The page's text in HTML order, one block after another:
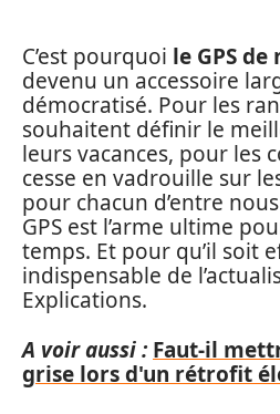
C’est pourquoi le GPS
devenu un accessoire
démocratisé. Pour les
souhaitent définir le
leurs vacances, pour les
cesse en vadrouille sur
pour chacun d’entre
GPS est l’arme ultime
temps. Et pour qu’il soit
indispensable de
Explications.
A voir aussi : Faut-il
grise lors d'un rétrofit